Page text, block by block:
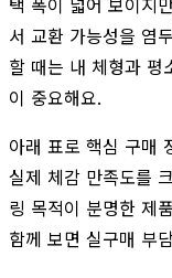
택 폭이 넓어 보이지
서 교환 가능성을 염
할 때는 내 체형과 평
이 중요해요.
아래 표로 핵심 구매
실제 체감 만족도를
링 목적이 분명한 제
함께 보면 실구매 부